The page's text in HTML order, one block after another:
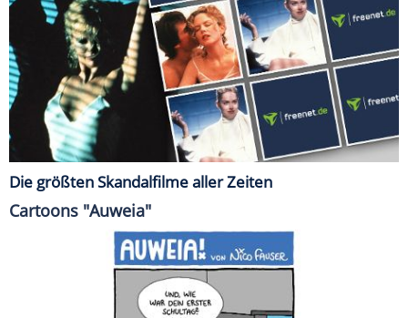
Die größten Skandalfilme aller Zeiten
Cartoons "Auweia"